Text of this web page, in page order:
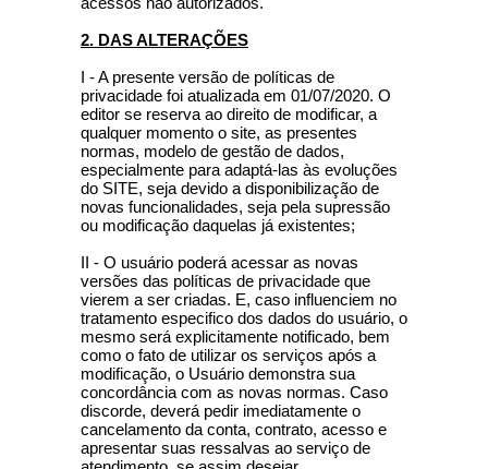
2. DAS ALTERAÇÕES
I - A presente versão de políticas de
privacidade foi atualizada em 01/07/2020. O
editor se reserva ao direito de modificar, a
qualquer momento o site, as presentes
normas, modelo de gestão de dados,
especialmente para adaptá-las às evoluções
do SITE, seja devido a disponibilização de
novas funcionalidades, seja pela supressão
ou modificação daquelas já existentes;
II - O usuário poderá acessar as novas
versões das políticas de privacidade que
vierem a ser criadas. E, caso influenciem no
tratamento especifico dos dados do usuário, o
mesmo será explicitamente notificado, bem
como o fato de utilizar os serviços após a
modificação, o Usuário demonstra sua
concordância com as novas normas. Caso
discorde, deverá pedir imediatamente o
cancelamento da conta, contrato, acesso e
apresentar suas ressalvas ao serviço de